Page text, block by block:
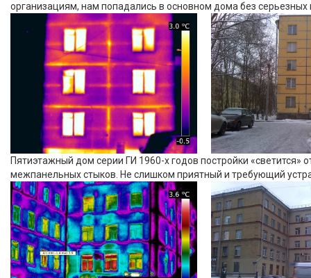
организациям, нам попадались в основном дома без серьезных
Пятиэтажный дом серии ГИ 1960-х годов постройки «светится»
межпанельных стыков. Не слишком приятный и требующий